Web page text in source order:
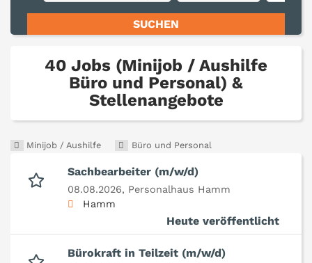
40 Jobs (Minijob / Aushilfe
Büro und Personal) &
Stellenangebote
Minijob / Aushilfe Büro und Personal
Sachbearbeiter (m/w/d)
08.08.2026, Personalhaus Hamm
Hamm
Heute veröffentlicht
Bürokraft in Teilzeit (m/w/d)